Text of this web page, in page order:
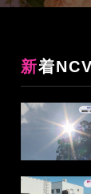
新着